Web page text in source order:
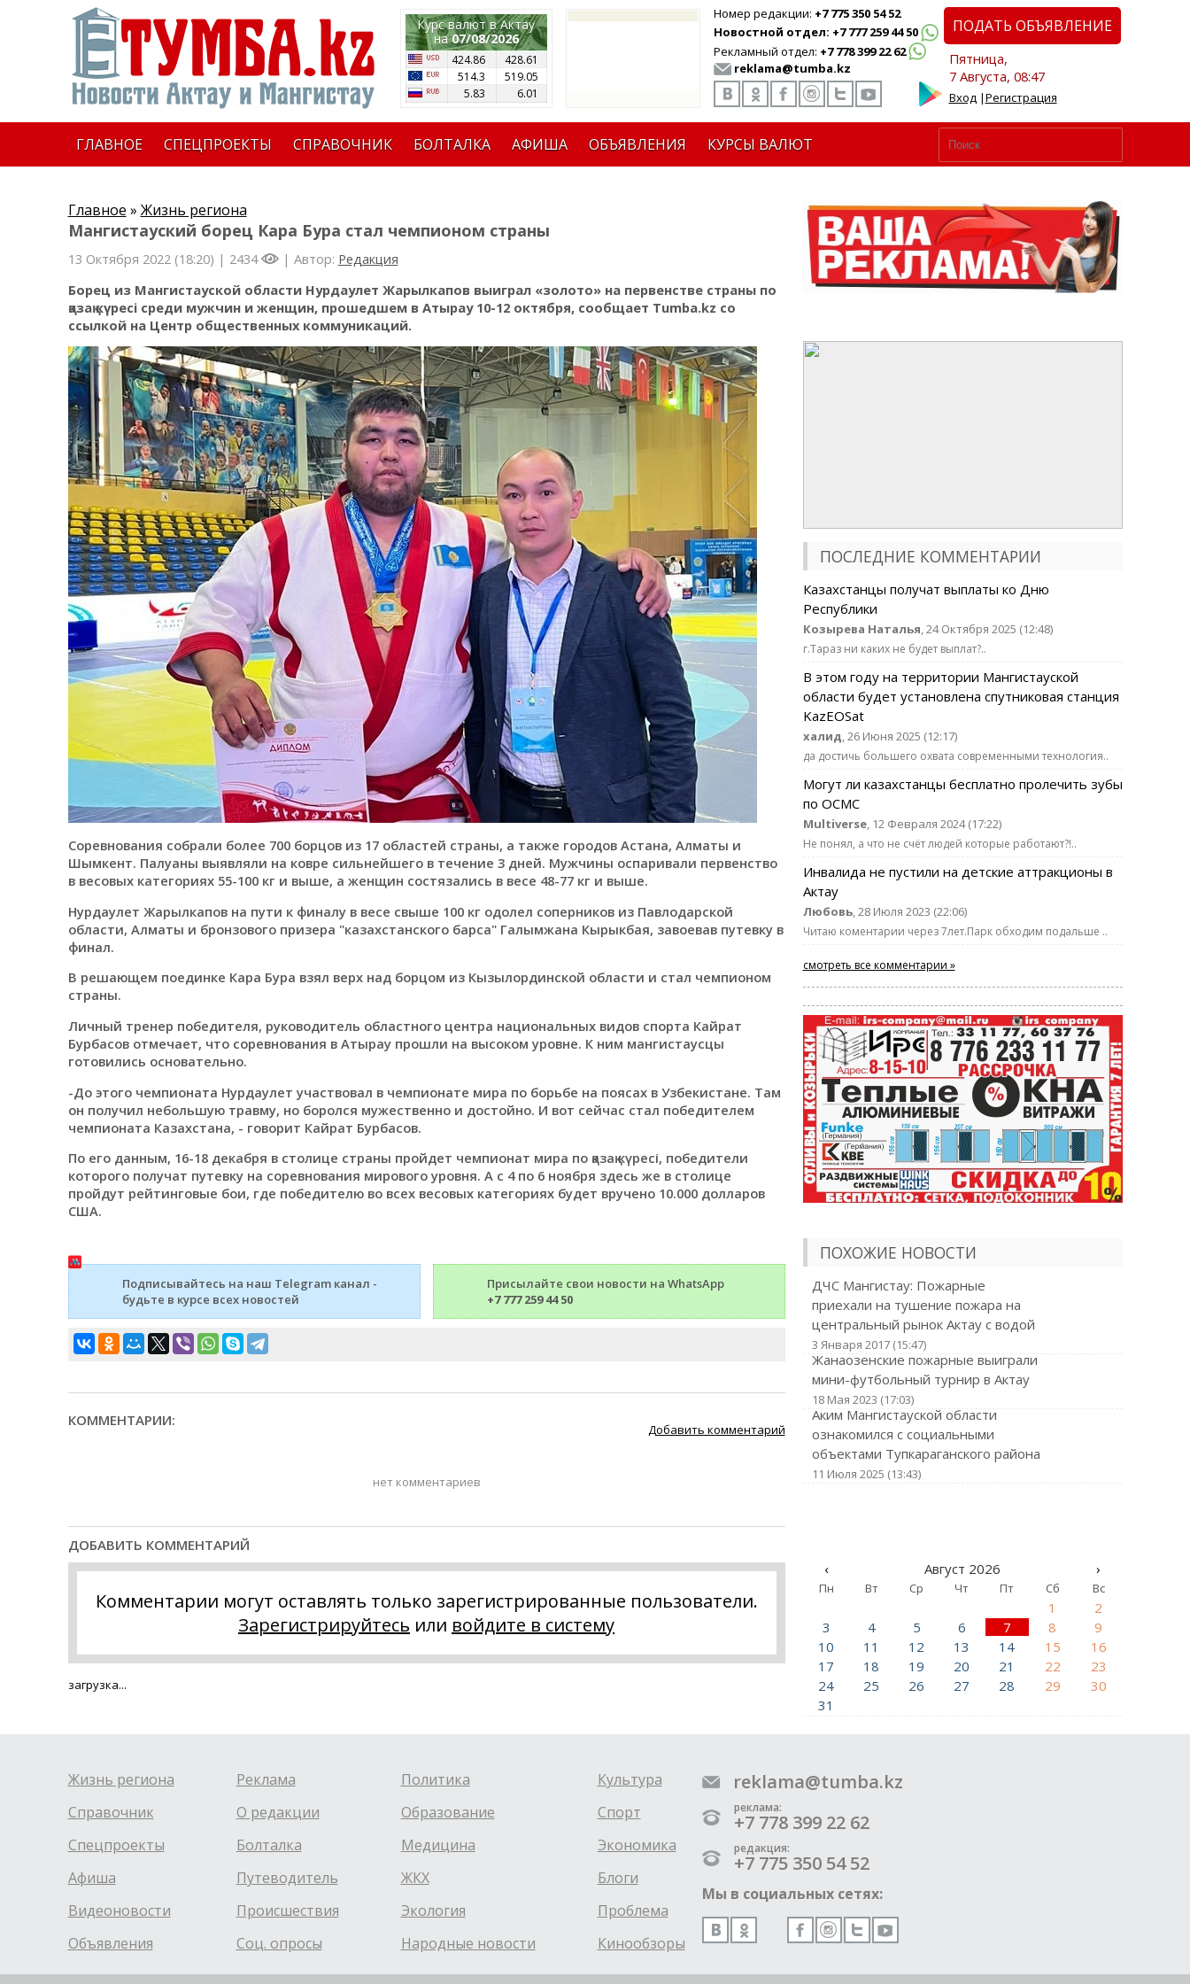
Курс валют в Актау
на07/08/2026
424.86
428.61
514.3
519.05
5.83
6.01
Номер редакции: +7 775 350 54 52
Новостной отдел: +7 777 259 44 50
Рекламный отдел: +7 778 399 22 62
reklama@tumba.kz
ПОДАТЬ ОБЪЯВЛЕНИЕ
Пятница,
7 Августа, 08:47
Вход|Регистрация
ГЛАВНОЕ СПЕЦПРОЕКТЫ СПРАВОЧНИК БОЛТАЛКА АФИША ОБЪЯВЛЕНИЯ КУРСЫ ВАЛЮТ
Главное » Жизнь региона
Мангистауский борец Кара Бура стал чемпионом страны
13 Октября 2022 (18:20) | 2434 | Автор: Редакция
Борец из Мангистауской области Нурдаулет Жарылкапов выиграл «золото» на первенстве страны по
қазақ күресі среди мужчин и женщин, прошедшем в Атырау 10-12 октября, сообщает Tumba.kz со
ссылкой на Центр общественных коммуникаций.
Соревнования собрали более 700 борцов из 17 областей страны, а также городов Астана, Алматы и
Шымкент. Палуаны выявляли на ковре сильнейшего в течение 3 дней. Мужчины оспаривали первенство
в весовых категориях 55-100 кг и выше, а женщин состязались в весе 48-77 кг и выше.
Нурдаулет Жарылкапов на пути к финалу в весе свыше 100 кг одолел соперников из Павлодарской
области, Алматы и бронзового призера "казахстанского барса" Галымжана Кырыкбая, завоевав путевку в
финал.
В решающем поединке Кара Бура взял верх над борцом из Кызылординской области и стал чемпионом
страны.
Личный тренер победителя, руководитель областного центра национальных видов спорта Кайрат
Бурбасов отмечает, что соревнования в Атырау прошли на высоком уровне. К ним мангистаусцы
готовились основательно.
-До этого чемпионата Нурдаулет участвовал в чемпионате мира по борьбе на поясах в Узбекистане. Там
он получил небольшую травму, но боролся мужественно и достойно. И вот сейчас стал победителем
чемпионата Казахстана, - говорит Кайрат Бурбасов.
По его данным, 16-18 декабря в столице страны пройдет чемпионат мира по қазақ күресі, победители
которого получат путевку на соревнования мирового уровня. А с 4 по 6 ноября здесь же в столице
пройдут рейтинговые бои, где победителю во всех весовых категориях будет вручено 10.000 долларов
США.
Подписывайтесь на наш Telegram канал -
будьте в курсе всех новостей
Присылайте свои новости на WhatsApp
+7 777 259 44 50
КОММЕНТАРИИ:
Добавить комментарий
нет комментариев
ДОБАВИТЬ КОММЕНТАРИЙ
Комментарии могут оставлять только зарегистрированные пользователи.
Зарегистрируйтесь или войдите в систему
загрузка...
ПОСЛЕДНИЕ КОММЕНТАРИИ
Казахстанцы получат выплаты ко Дню
Республики
Козырева Наталья, 24 Октября 2025 (12:48)
г.Тараз ни каких не будет выплат?..
В этом году на территории Мангистауской
области будет установлена спутниковая станция
KazEOSat
халид, 26 Июня 2025 (12:17)
да достичь большего охвата современными технология..
Могут ли казахстанцы бесплатно пролечить зубы
по ОСМС
Multiverse, 12 Февраля 2024 (17:22)
Не понял, а что не счёт людей которые работают?!..
Инвалида не пустили на детские аттракционы в
Актау
Любовь, 28 Июля 2023 (22:06)
Читаю коментарии через 7лет.Парк обходим подальше ..
смотреть все комментарии »
ПОХОЖИЕ НОВОСТИ
ДЧС Мангистау: Пожарные
приехали на тушение пожара на
центральный рынок Актау с водой
3 Января 2017 (15:47)
Жанаозенские пожарные выиграли
мини-футбольный турнир в Актау
18 Мая 2023 (17:03)
Аким Мангистауской области
ознакомился с социальными
объектами Тупкараганского района
11 Июля 2025 (13:43)
‹ Август 2026 ›
Пн Вт Ср Чт Пт Сб Вс
1
2
3
4 5 6 7 8
9
10
11 12 13 14 15
16
17
18 19 20 21 22
23
24
25 26 27 28 29
30
31
Жизнь региона
Справочник
Спецпроекты
Афиша
Видеоновости
Объявления
Реклама
О редакции
Болталка
Путеводитель
Происшествия
Соц. опросы
Политика
Образование
Медицина
ЖКХ
Экология
Народные новости
Культура
Спорт
Экономика
Блоги
Проблема
Кинообзоры
reklama@tumba.kz
реклама:
+7 778 399 22 62
редакция:
+7 775 350 54 52
Мы в социальных сетях: